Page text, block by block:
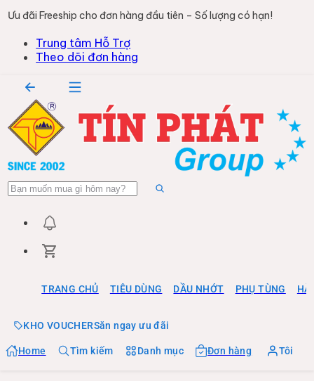
Ưu đãi Freeship cho đơn hàng đầu tiên – Số lượng có hạn!
Trung tâm Hỗ Trợ
Theo dõi đơn hàng
TRANG CHỦ TIÊU DÙNG DẦU NHỚT PHỤ TÙNG
KHO VOUCHERSăn ngay ưu đãi
Home Tìm kiếm Danh mục Đơn hàng Tôi